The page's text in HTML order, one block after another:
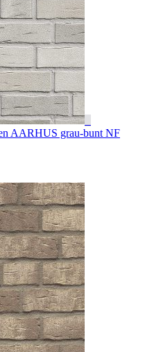
AARHUS grau-bunt NF